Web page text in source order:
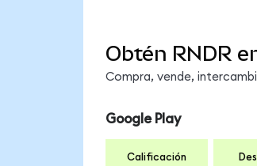
Obtén RNDR
Compra, vende,
Google Play
Calificación